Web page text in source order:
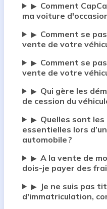
▶ Comment
ma voiture
▶ Comment se
vente de votre
▶ Comment se
vente de votre
▶ Qui gère les
de cession du
▶ Quelles sont
essentielles lors
automobile ?
▶ A la vente de
dois-je payer des
▶
Je ne suis pas
d'immatriculation,